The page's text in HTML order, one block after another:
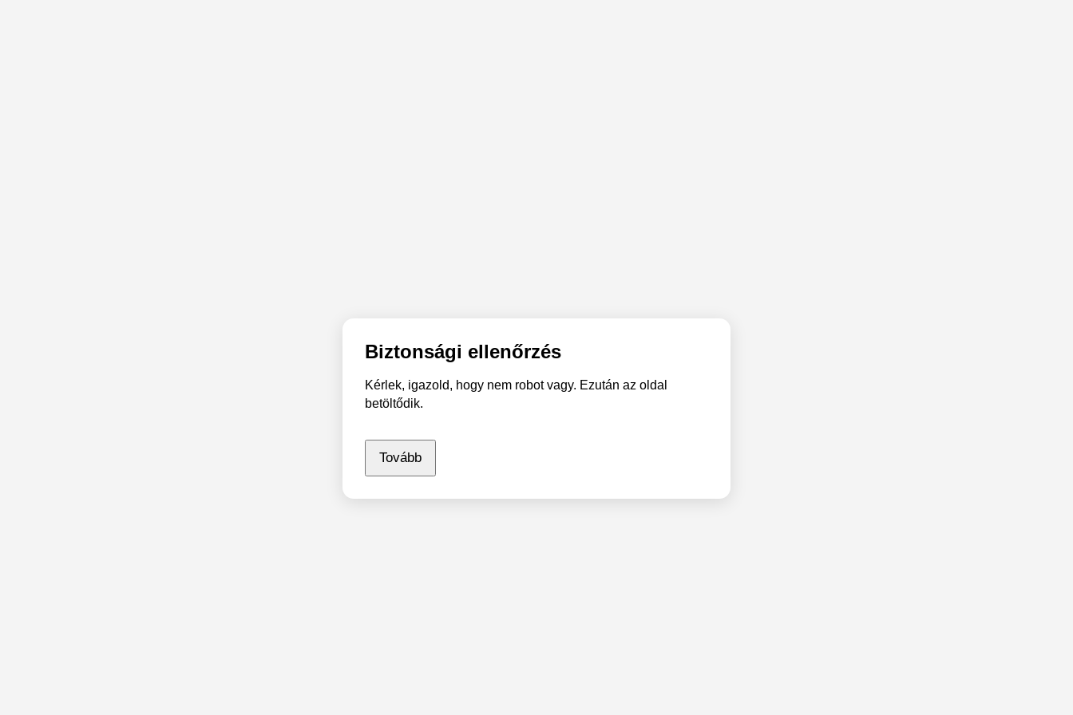
Biztonsági ellenőrzés
Kérlek, igazold, hogy nem robot vagy. Ezután az oldal
betöltődik.
Tovább